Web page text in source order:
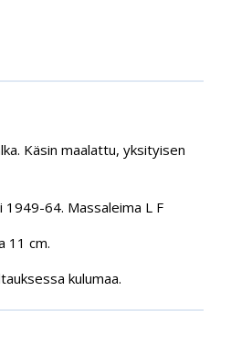
Käsin maalattu, yksityisen
1949-64. Massaleima L F
11 cm.
kulumaa.